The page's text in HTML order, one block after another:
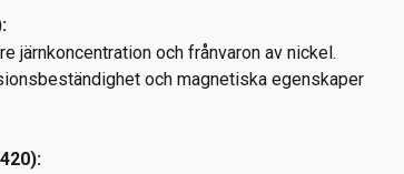
järnkoncentration och frånvaron av nickel.
och magnetiska egenskaper